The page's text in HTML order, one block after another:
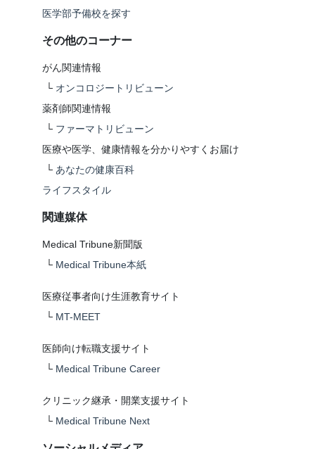
医学部予備校を探す
その他のコーナー
がん関連情報
└ オンコロジートリビューン
薬剤師関連情報
└ ファーマトリビューン
医療や医学、健康情報を分かりやすくお届け
└ あなたの健康百科
ライフスタイル
関連媒体
Medical Tribune新聞版
└ Medical Tribune本紙
医療従事者向け生涯教育サイト
└ MT-MEET
医師向け転職支援サイト
└ Medical Tribune Career
クリニック継承・開業支援サイト
└ Medical Tribune Next